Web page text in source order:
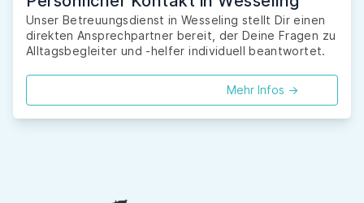
Unser Betreuungsdienst in Wesseling stellt Dir einen
direkten Ansprechpartner bereit, der Deine Fragen zu
Alltagsbegleiter und -helfer individuell beantwortet.
Mehr Infos ->